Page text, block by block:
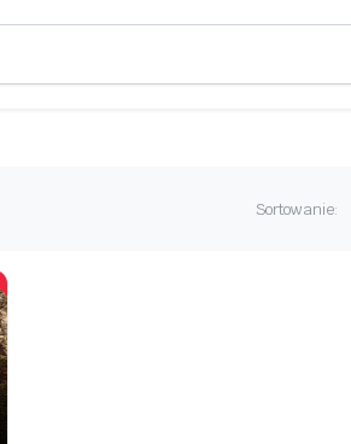
Sortowanie: